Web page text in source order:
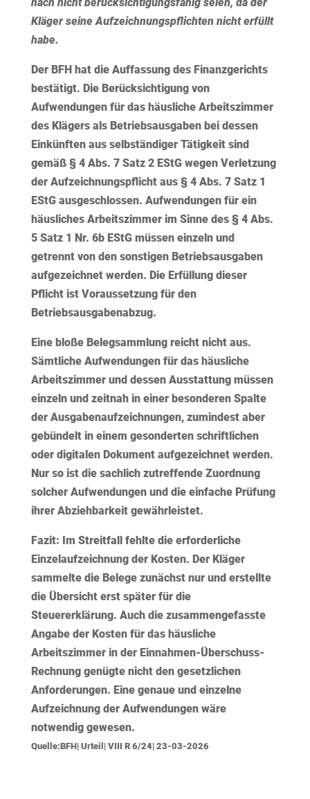
Kläger seine Aufzeichnungspflichten nicht erfüllt
habe.
Der BFH hat die Auffassung des Finanzgerichts
bestätigt. Die Berücksichtigung von
Aufwendungen für das häusliche Arbeitszimmer
des Klägers als Betriebsausgaben bei dessen
Einkünften aus selbständiger Tätigkeit sind
gemäß § 4 Abs. 7 Satz 2 EStG wegen Verletzung
der Aufzeichnungspflicht aus § 4 Abs. 7 Satz 1
EStG ausgeschlossen. Aufwendungen für ein
häusliches Arbeitszimmer im Sinne des § 4 Abs.
5 Satz 1 Nr. 6b EStG müssen einzelnund
getrennt von den sonstigen Betriebsausgaben
aufgezeichnet werden. Die Erfüllung dieser
Pflicht ist Voraussetzung für den
Betriebsausgabenabzug.
Eine bloße Belegsammlung reicht nicht aus.
Sämtliche Aufwendungen für das häusliche
Arbeitszimmer und dessen Ausstattung müssen
einzelnund zeitnahin einer besonderen Spalte
der Ausgabenaufzeichnungen, zumindest aber
gebündelt in einem gesonderten schriftlichen
oder digitalen Dokument aufgezeichnet werden.
Nur so ist die sachlich zutreffende Zuordnung
solcher Aufwendungen und die einfache Prüfung
ihrer Abziehbarkeit gewährleistet.
Fazit: Im Streitfall fehlte die erforderliche
Einzelaufzeichnung der Kosten. Der Kläger
sammelte die Belege zunächst nur und erstellte
die Übersicht erst später für die
Steuererklärung. Auch die zusammengefasste
Angabe der Kosten für das häusliche
Arbeitszimmer in der Einnahmen-Überschuss-
Rechnung genügte nicht den gesetzlichen
Anforderungen. Eine genaue und einzelne
Aufzeichnung der Aufwendungen wäre
notwendig gewesen.
Quelle:BFH| Urteil| VIII R 6/24| 23-03-2026